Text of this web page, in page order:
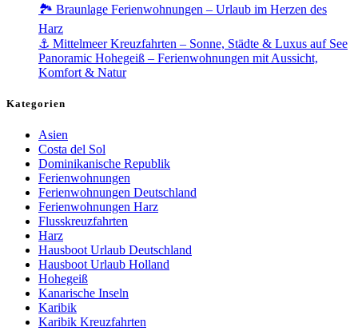
🏞️ Braunlage Ferienwohnungen – Urlaub im Herzen des
Harz
⚓ Mittelmeer Kreuzfahrten – Sonne, Städte & Luxus auf See
Panoramic Hohegeiß – Ferienwohnungen mit Aussicht,
Komfort & Natur
Kategorien
Asien
Costa del Sol
Dominikanische Republik
Ferienwohnungen
Ferienwohnungen Deutschland
Ferienwohnungen Harz
Flusskreuzfahrten
Harz
Hausboot Urlaub Deutschland
Hausboot Urlaub Holland
Hohegeiß
Kanarische Inseln
Karibik
Karibik Kreuzfahrten